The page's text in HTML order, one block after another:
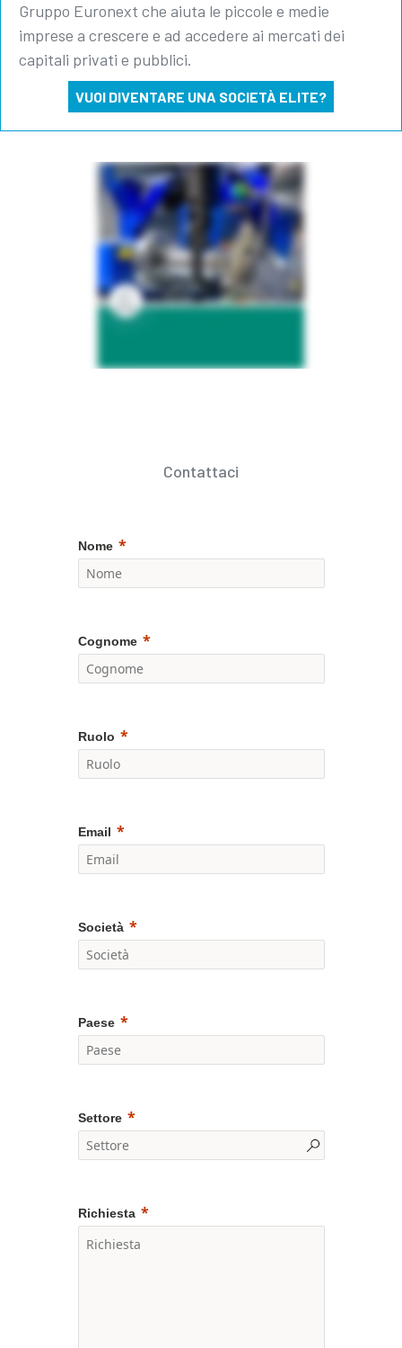
Gruppo Euronext che aiuta le piccole e medie
imprese a crescere e ad accedere ai mercati dei
capitali privati e pubblici.
VUOI DIVENTARE UNA SOCIETÀ ELITE?
Contattaci
Nome
Cognome
Ruolo
Email
Società
Paese
Settore
Richiesta